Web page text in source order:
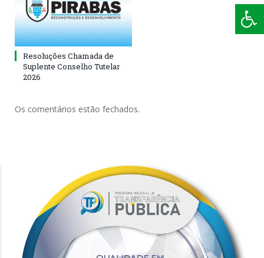
Resoluções Chamada de
Suplente Conselho Tutelar
2026
Os comentários estão fechados.